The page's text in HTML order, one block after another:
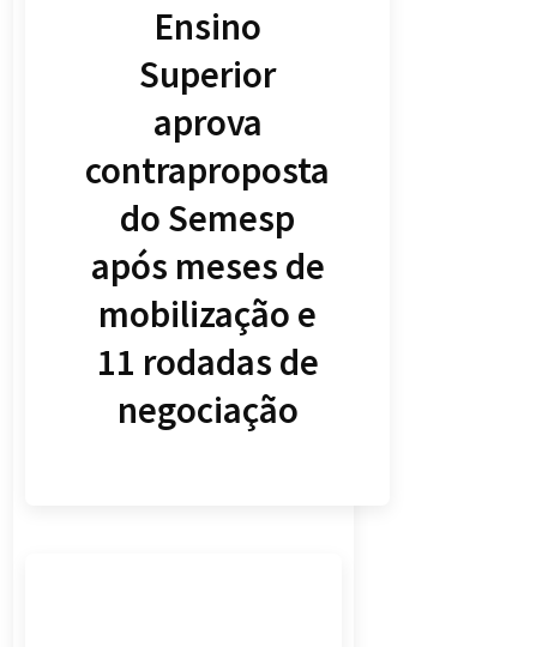
Ensino
Superior
aprova
contraproposta
do Semesp
após meses de
mobilização e
11 rodadas de
negociação